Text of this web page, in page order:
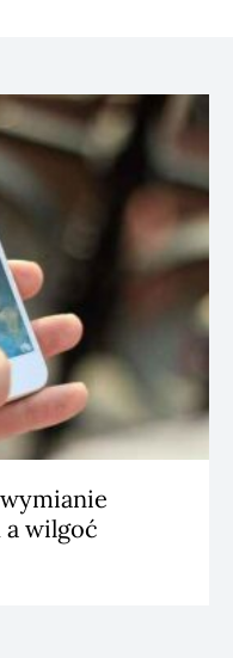
wilgoć